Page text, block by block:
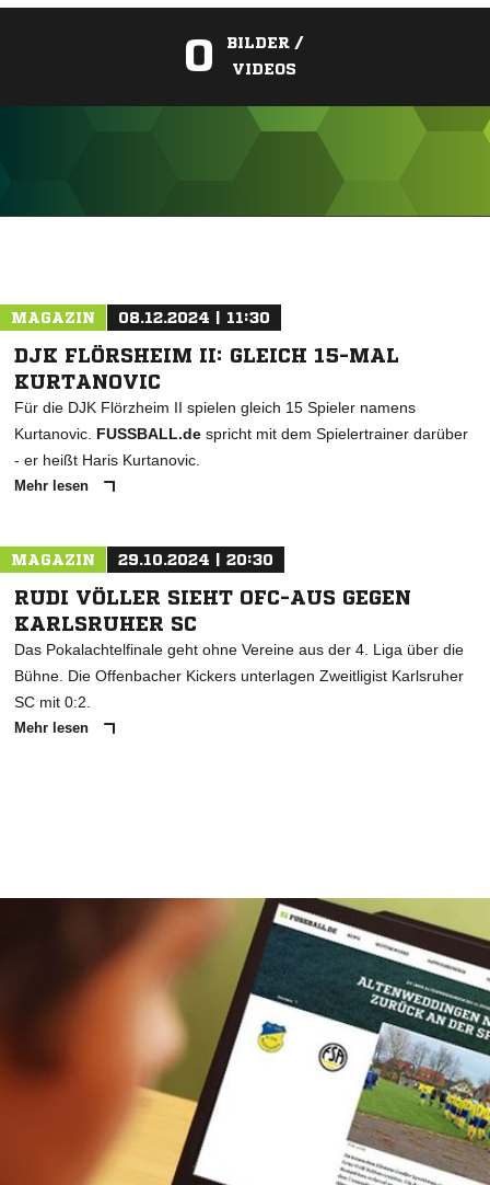
0
BILDER /
VIDEOS
MAGAZIN 08.12.2024 | 11:30
DJK FLÖRSHEIM II: GLEICH 15-MAL
KURTANOVIC
Für die DJK Flörzheim II spielen gleich 15 Spieler namens
Kurtanovic. FUSSBALL.de spricht mit dem Spielertrainer darüber
- er heißt Haris Kurtanovic.
Mehr lesen
MAGAZIN 29.10.2024 | 20:30
RUDI VÖLLER SIEHT OFC-AUS GEGEN
KARLSRUHER SC
Das Pokalachtelfinale geht ohne Vereine aus der 4. Liga über die
Bühne. Die Offenbacher Kickers unterlagen Zweitligist Karlsruher
SC mit 0:2.
Mehr lesen